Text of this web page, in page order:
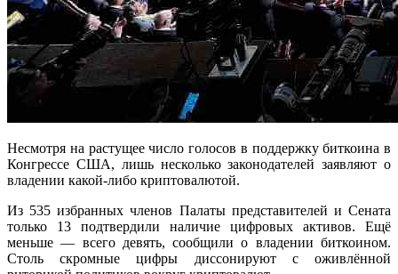
Несмотря на растущее число голосов в поддержку биткоина в
Конгрессе США, лишь несколько законодателей заявляют о
владении какой-либо криптовалютой.
Из 535 избранных членов Палаты представителей и Сената
только 13 подтвердили наличие цифровых активов. Ещё
меньше — всего девять, сообщили о владении биткоином.
Столь скромные цифры диссонируют с оживлённой